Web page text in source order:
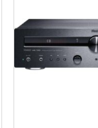
Signaali/
Taajuusalue: